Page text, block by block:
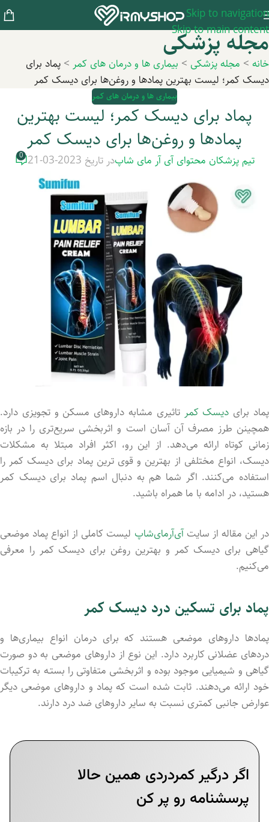
Skip to navigation
Skip to main content
مجله پزشکی
خانه > مجله پزشکی > بیماری ها و درمان های کمر > پماد برای
دیسک کمر؛ لیست بهترین پمادها و روغن‌ها برای دیسک کمر
بیماری ها و درمان های کمر
پماد برای دیسک کمر؛ لیست بهترین
پمادها و روغن‌ها برای دیسک کمر
تیم پزشکان محتوای آی آر مای شاپدر تاریخ 2023-03-21 0
پماد برای دیسک کمر تاثیری مشابه داروهای مسکن و تجویزی دارد.
همچینن طرز مصرف آن آسان است و اثربخشی سریع‌تری را در بازه
زمانی کوتاه ارائه می‌دهد. از این رو، اکثر افراد مبتلا به مشکلات
دیسک، انواع مختلفی از بهترین و قوی ترین پماد برای دیسک کمر را
استفاده می‌کنند. اگر شما هم به دنبال اسم پماد برای دیسک کمر
هستید، در ادامه با ما همراه باشید.
در این مقاله از سایتآی‌آرمای‌شاپ لیست کاملی از انواع پماد موضعی
گیاهی برای دیسک کمر و بهترین روغن برای دیسک کمر را معرفی
می‌کنیم.
پماد برای تسکین درد دیسک کمر
پمادها داروهای موضعی هستند که برای درمان انواع بیماری‌ها و
دردهای عضلانی کاربرد دارد. این نوع از داروهای موضعی به دو صورت
گیاهی و شیمیایی موجود بود‌ه و اثربخشی متفاوتی را بستـه به ترکیبات
خود ارائه می‌دهند. ثابت شد‌ه است که پماد و داروهای موضعی دیگر
عوارض جانبی کمتری نسبت به سایر داروهای ضد درد دارند.